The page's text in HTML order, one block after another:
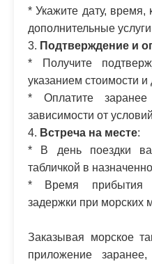
* Укажите дату, время,
дополнительные
3. Подтверждение и
* Получите
указанием стоимости и
* Оплатите
зависимости от
4. Встреча на месте:
* В день поездки
табличкой в
* Время прибытия
задержки при морских
Заказывая морское
приложение